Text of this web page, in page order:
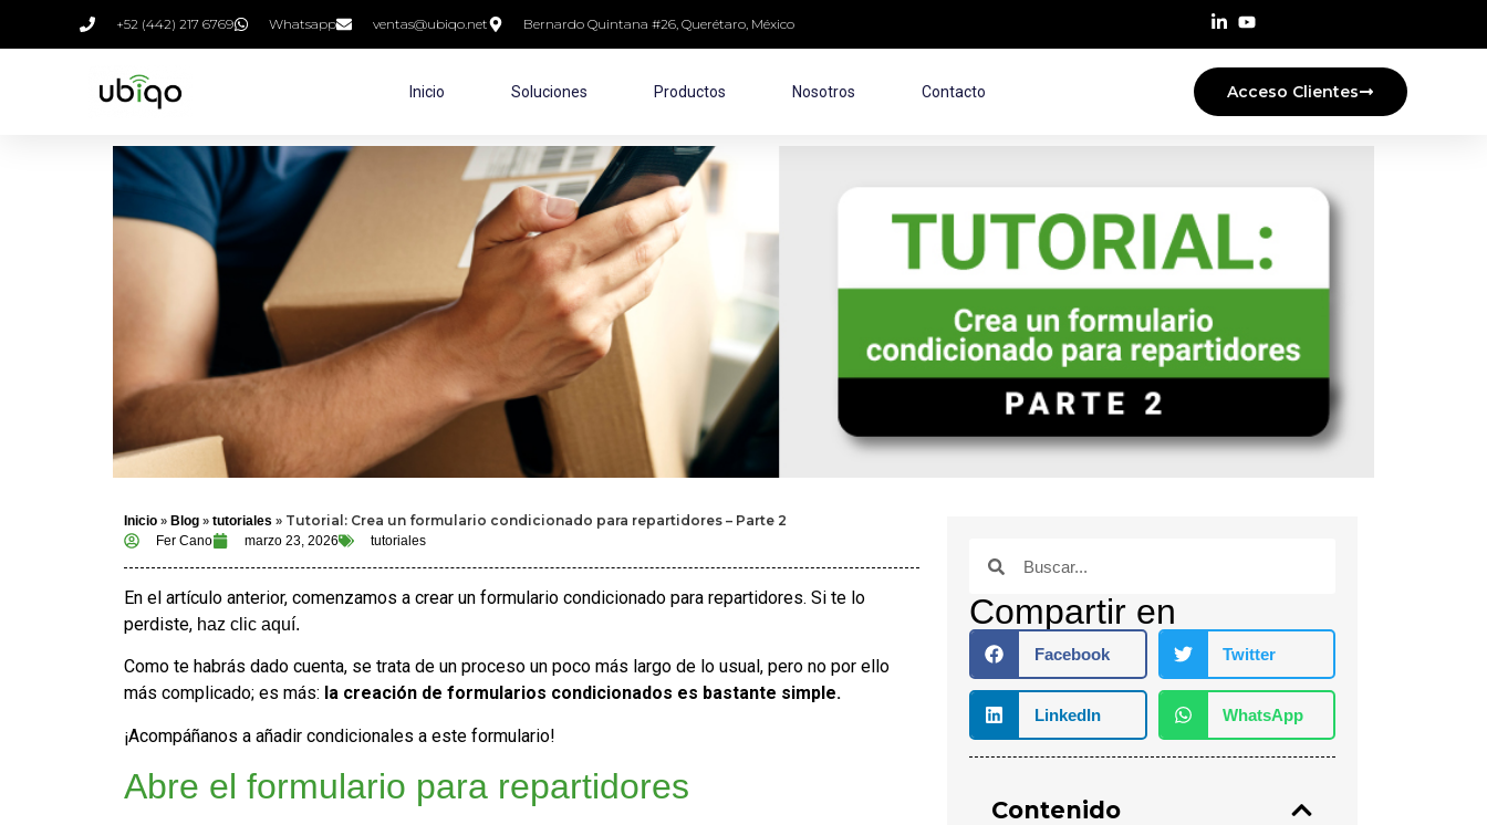
+52 (442) 217 6769 Whatsapp ventas@ubiqo.net Bernardo Quintana #26, Querétaro, México
Inicio Soluciones Productos Nosotros Contacto Acceso Clientes
Inicio » Blog » tutoriales » Tutorial: Crea un formulario condicionado para repartidores – Parte 2
Fer Cano marzo 23, 2026 tutoriales
En el artículo anterior, comenzamos a crear un formulario condicionado para repartidores. Si te lo
perdiste, haz clic aquí.
Como te habrás dado cuenta, se trata de un proceso un poco más largo de lo usual, pero no por ello
más complicado; es más: la creación de formularios condicionados es bastante simple.
¡Acompáñanos a añadir condicionales a este formulario!
Abre el formulario para repartidores
Compartir en
Facebook Twitter
LinkedIn WhatsApp
Contenido